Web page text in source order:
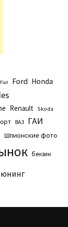
Fiat Ford Honda
Renault Skoda
ВАЗ ГАИ
Шпионские фото
бензин